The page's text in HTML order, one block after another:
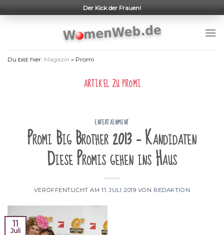
to
Der Kick der Frauen!
Du bist hier: Magazin » Promi
ARTIKEL ZUPROMI
ENTERTAINMENT
Promi Big Brother 2013 – Kandidaten
Diese Promis gehen ins Haus
VERÖFFENTLICHT AM 11. JULI 2019 VON REDAKTION
11
Juli